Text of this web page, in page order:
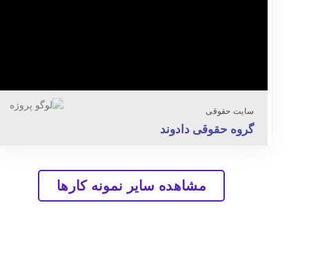
سایت حقوقی
گروه حقوقی دادوند
مشاهده سایر نمونه کارها